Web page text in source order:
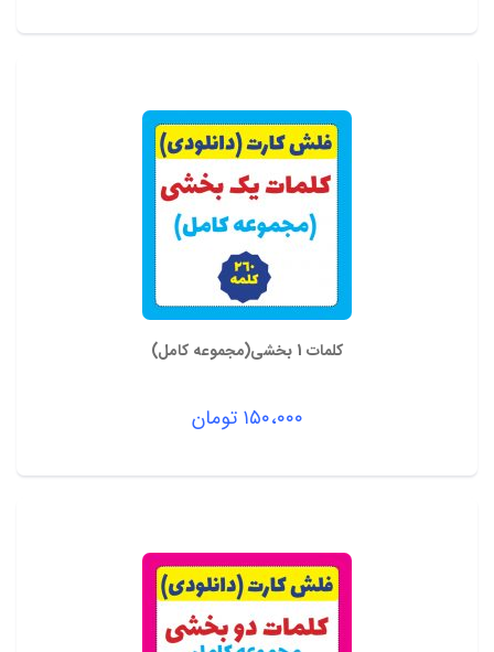
کلمات 1 بخشی(مجموعه کامل)
۱۵۰،۰۰۰ تومان